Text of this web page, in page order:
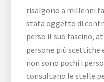
risalgono a millenni
stata oggetto di
perso il suo fascino,
persone più scettiche
non sono pochi i
consultano le stelle